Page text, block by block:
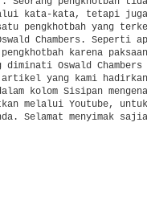
kata-kata, tetapi
pengkhotbah yang
Chambers. Seperti
karena
Oswald
artikel yang kami
kolom Sisipan
melalui Youtube, untuk
Selamat menyimak